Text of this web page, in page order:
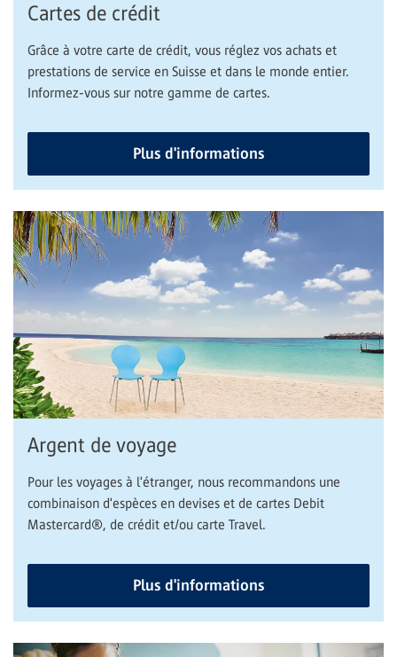
Cartes de crédit
Grâce à votre carte de crédit, vous réglez vos achats et
prestations de service en Suisse et dans le monde entier.
Informez-vous sur notre gamme de cartes.
Plus d'informations
Argent de voyage
Pour les voyages à l'étranger, nous recommandons une
combinaison d'espèces en devises et de cartes Debit
Mastercard®, de crédit et/ou carte Travel.
Plus d'informations